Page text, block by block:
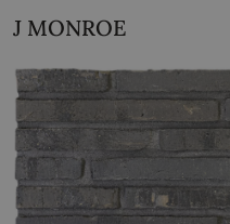
J MONROE